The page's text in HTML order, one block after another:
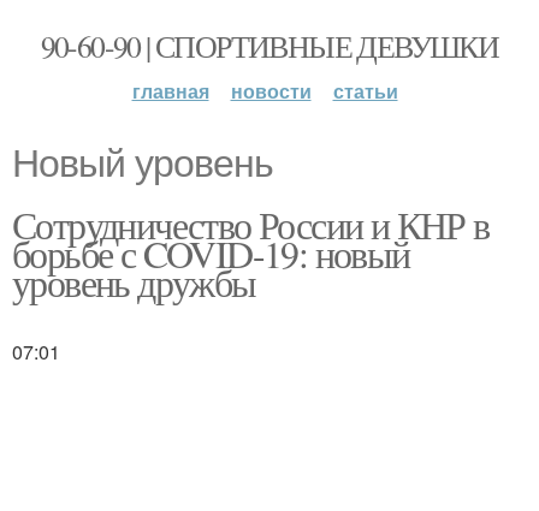
90-60-90 | СПОРТИВНЫЕ ДЕВУШКИ
главная новости статьи
Новый уровень
Сотрудничество России и КНР в
борьбе с COVID-19: новый
уровень дружбы
07:01